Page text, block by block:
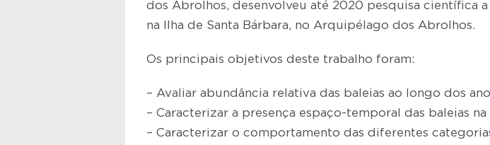
dos Abrolhos, desenvolveu até 2020 pesquisa científica
na Ilha de Santa Bárbara, no Arquipélago dos Abrolhos.
Os principais objetivos deste trabalho foram:
– Avaliar abundância relativa das baleias ao longo dos
– Caracterizar a presença espaço-temporal das baleias
– Caracterizar o comportamento das diferentes